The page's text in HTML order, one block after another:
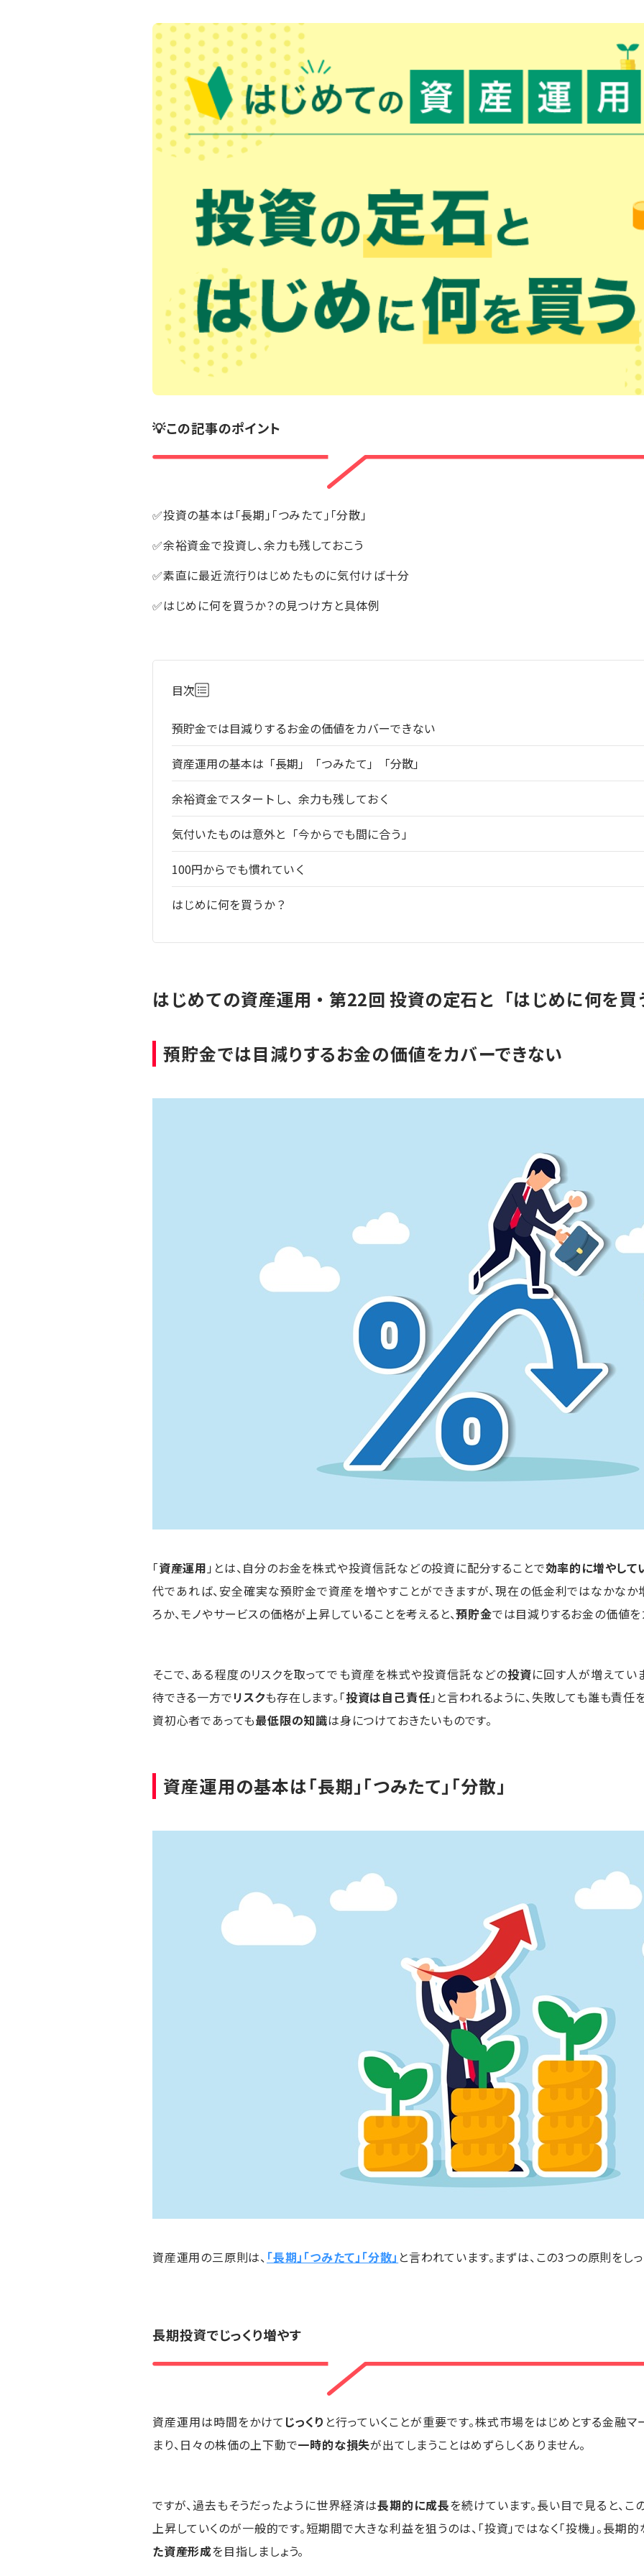
💡この記事のポイント
✅投資の基本は「長期」「つみたて」「分散」
✅余裕資金で投資し、余力も残しておこう
✅素直に最近流行りはじめたものに気付けば十分
✅はじめに何を買うか？の見つけ方と具体例
目次
預貯金では目減りするお金の価値をカバーできない
資産運用の基本は「長期」「つみたて」「分散」
余裕資金でスタートし、余力も残しておく
気付いたものは意外と「今からでも間に合う」
100円からでも慣れていく
はじめに何を買うか？
はじめての資産運用・第22回 投資の定石と「はじめに何を買
預貯金では目減りするお金の価値をカバーできない
「資産運用 」とは、自分のお金を株式や投資信託などの投資に配分することで効率的に増やして
代であれば、安全確実な預貯金で資産を増やすことができますが、現在の低金利ではなかなか
ろか、モノやサービスの価格が上昇していることを考えると、預貯金では目減りするお金の価値
そこで、ある程度のリスクを取ってでも資産を株式や投資信託などの投資に回す人が増えてい
待できる一方でリスクも存在します。「投資は自己責任 」と言われるように、失敗しても誰も責任
資初心者であっても最低限の知識は身につけておきたいものです。
資産運用の基本は「長期」「つみたて」「分散」
資産運用の三原則は、 「長期」「つみたて」「分散」 と言われています。まずは、この3つの原則をし
長期投資でじっくり増やす
資産運用は時間をかけて じっくり と行っていくことが重要です。株式市場をはじめとする金融マ
まり、日々の株価の上下動で一時的な損失が出てしまうことはめずらしくありません。
ですが、過去もそうだったように世界経済は長期的に成長を続けています。長い目で見ると、
上昇していくのが一般的です。短期間で大きな利益を狙うのは、「投資」ではなく「投機」。長期
た資産形成を目指しましょう。